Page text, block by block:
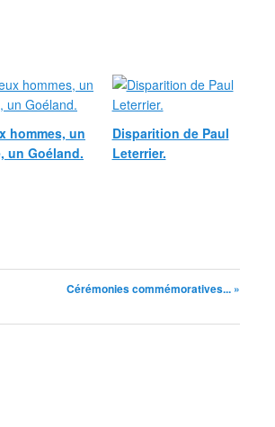
hommes, un
un Goéland.
Disparition de Paul
Leterrier.
Cérémonies commémoratives... »